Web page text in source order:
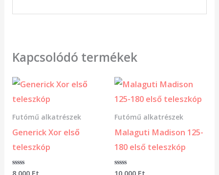
Kapcsolódó termékek
Futómű alkatrészek
Generick Xor első
teleszkóp
Értékelés:
8 000 Ft
Futómű alkatrészek
Malaguti Madison 125-
180 első teleszkóp
Értékelés:
10 000 Ft